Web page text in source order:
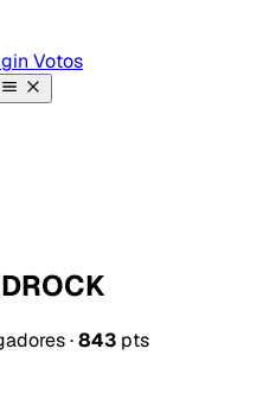
Votos
·843 pts